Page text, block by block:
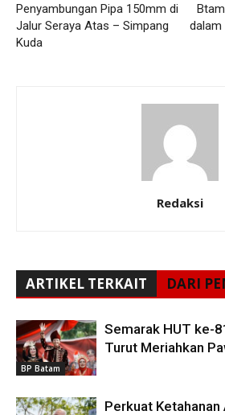
Penyambungan Pipa 150mm di
Jalur Seraya Atas – Simpang
Kuda
dalam
Redaksi
ARTIKEL TERKAIT DARI
BP Batam
Semarak HUT ke-
Turut Meriahkan
Perkuat Ketahanan